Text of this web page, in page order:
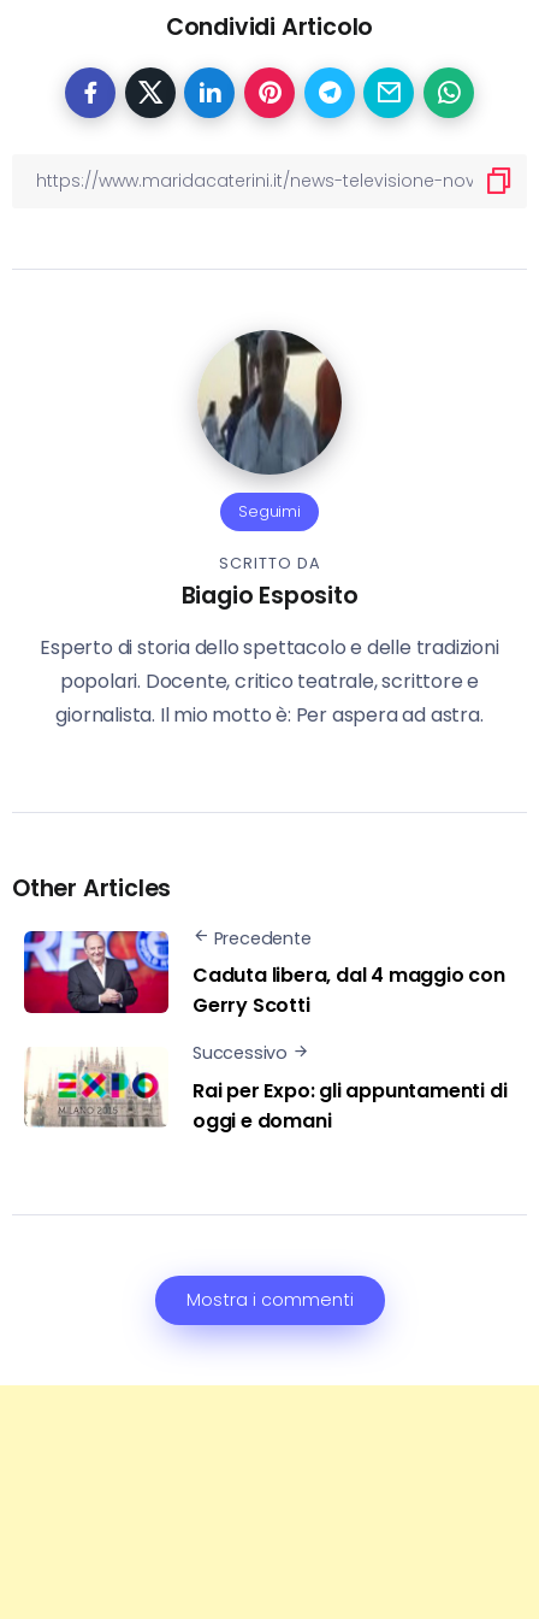
Condividi Articolo
Seguimi
SCRITTO DA
Biagio Esposito
Esperto di storia dello spettacolo e delle tradizioni
popolari. Docente, critico teatrale, scrittore e
giornalista. Il mio motto è: Per aspera ad astra.
Other Articles
Precedente
Caduta libera, dal 4 maggio con
Gerry Scotti
Successivo
Rai per Expo: gli appuntamenti di
oggi e domani
Mostra i commenti